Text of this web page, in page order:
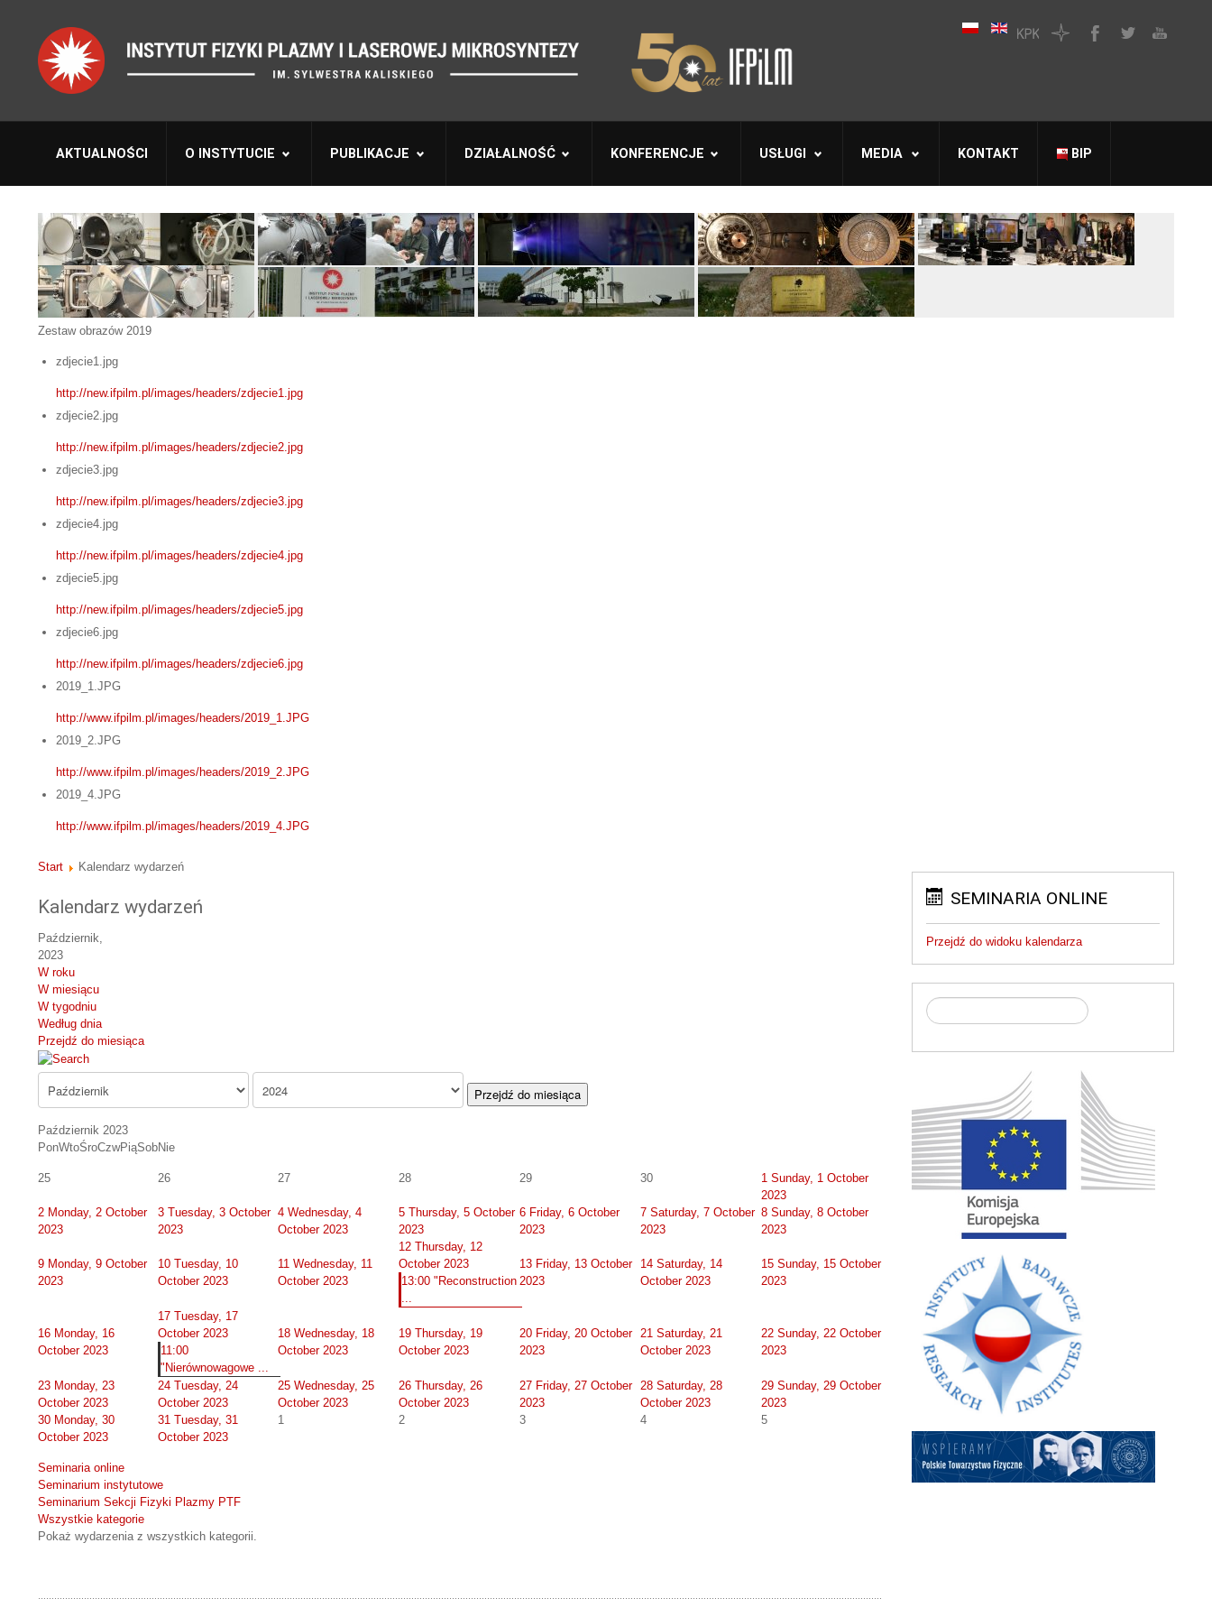
AKTUALNOŚCI O INSTYTUCIE PUBLIKACJE DZIAŁALNOŚĆ KONFERENCJE USŁUGI MEDIA KONTAKT BIP
Zestaw obrazów 2019
zdjecie1.jpg
http://new.ifpilm.pl/images/headers/zdjecie1.jpg
zdjecie2.jpg
http://new.ifpilm.pl/images/headers/zdjecie2.jpg
zdjecie3.jpg
http://new.ifpilm.pl/images/headers/zdjecie3.jpg
zdjecie4.jpg
http://new.ifpilm.pl/images/headers/zdjecie4.jpg
zdjecie5.jpg
http://new.ifpilm.pl/images/headers/zdjecie5.jpg
zdjecie6.jpg
http://new.ifpilm.pl/images/headers/zdjecie6.jpg
2019_1.JPG
http://www.ifpilm.pl/images/headers/2019_1.JPG
2019_2.JPG
http://www.ifpilm.pl/images/headers/2019_2.JPG
2019_4.JPG
http://www.ifpilm.pl/images/headers/2019_4.JPG
Start Kalendarz wydarzeń
Kalendarz wydarzeń
Październik,
2023
W roku
W miesiącu
W tygodniu
Według dnia
Przejdź do miesiąca
Przejdź do miesiąca
Październik 2023
PonWtoŚroCzwPiąSobNie
25 26 27 28 29 30 1 Sunday, 1 October
2023
2 Monday, 2 October
2023
3 Tuesday, 3 October
2023
4 Wednesday, 4
October 2023
5 Thursday, 5 October
2023
6 Friday, 6 October
2023
7 Saturday, 7 October
2023
8 Sunday, 8 October
2023
9 Monday, 9 October
2023
10 Tuesday, 10
October 2023
11 Wednesday, 11
October 2023
12 Thursday, 12
October 2023
13:00 "Reconstruction
...
13 Friday, 13 October
2023
14 Saturday, 14
October 2023
15 Sunday, 15 October
2023
16 Monday, 16
October 2023
17 Tuesday, 17
October 2023
11:00
"Nierównowagowe ...
18 Wednesday, 18
October 2023
19 Thursday, 19
October 2023
20 Friday, 20 October
2023
21 Saturday, 21
October 2023
22 Sunday, 22 October
2023
23 Monday, 23
October 2023
24 Tuesday, 24
October 2023
25 Wednesday, 25
October 2023
26 Thursday, 26
October 2023
27 Friday, 27 October
2023
28 Saturday, 28
October 2023
29 Sunday, 29 October
2023
30 Monday, 30
October 2023
31 Tuesday, 31
October 2023
1 2 3 4 5
Seminaria online
Seminarium instytutowe
Seminarium Sekcji Fizyki Plazmy PTF
Wszystkie kategorie
Pokaż wydarzenia z wszystkich kategorii.
SEMINARIA ONLINE
Przejdź do widoku kalendarza